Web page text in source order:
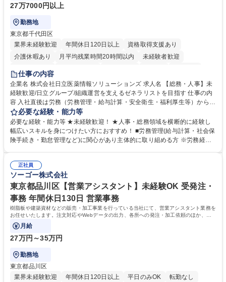
27万7000円以上
勤務地
東京都千代田区
業界未経験歓迎
年間休日120日以上
資格取得支援あり
介護休暇あり
月平均残業時間20時間以内
未経験者歓迎
住宅手当あり
育休あり
完全週休2日制 交通費支給 土日祝休み 寮・社宅あり
仕事の内容
企業名 株式会社日立医薬情報ソリューションズ 求人名 【総務・人事】未
経験歓迎/日立グループ/組織運営を支えるゼネラリストを目指す 仕事の内
容 入社直後は労務（労務管理・給与計算・安全衛生・福利厚生等）からお
任せいたします。将来は総務・採用・教育業務へ守備範囲を広げ、組織運
営を支えるゼネラリストをめざせます。 ・初期業務：労働時間管理、給与
計算、社会保険対応、福利厚生管理、安全衛生、健康経営推進等をお任せ
します。ご経験に応じて、休職者管理など、幅広く経験を積んでいただき
幅広く経験を積みたい意欲がある方に最適な環境です。 募集職種 【総
務・人事】未経験歓迎/日立グループ/組織運営を支えるゼネラリストを目
指す
必要な経験・能力等
必要な経験・能力等 ★未経験歓迎！ ★人事・総務領域を横断的に経験し
幅広いスキルを身につけたい方におすすめ！ ■労務管理(給与計算・社会保
険手続き・勤怠管理など)に関心があり主体的に取り組める方 ※労務経験
のご経験 ■労務管理（給与計算・社会保険手続き・勤怠管理など）の経験
■衛生管理者の資格をお持ちの方 学歴・資格 学歴：大学院 大学 高専 短大
専修学校 高校 語学力： 資格：
正社員
ソーゴー株式会社
東京都品川区【営業アシスタント】未経験OK 受発注・
事務 年間休日130日 営業事務
樹脂板や建築資材などの販売・加工事業を行っている当社にて、営業アシスタント業務を
お任せいたします。注文対応やWebデータの出力、各所への発注・加工依頼のほか、電
話・メール対応等の事務業務を担当します。
月給
27万円～35万円
勤務地
東京都品川区
業界未経験歓迎
年間休日120日以上 平日のみOK
転勤なし